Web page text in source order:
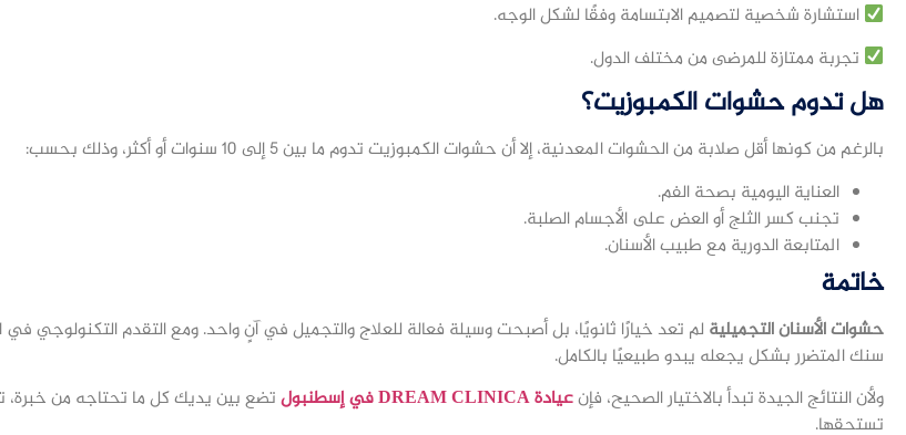
استشارة شخصية لتصميم الابتسامة وفقًا لشكل الوجه.
تجربة ممتازة للمرضى من مختلف الدول.
هل تدوم حشوات الكمبوزيت؟
بالرغم من كونها أقل صلابة من الحشوات المعدنية، إلا أن حشوات الكمبوزيت تدوم ما بين 5 إلى 10 سنوات أو أكثر، وذلك بحسب:
العناية اليومية بصحة الفم.
تجنب كسر الثلج أو العض على الأجسام الصلبة.
المتابعة الدورية مع طبيب الأسنان.
خاتمة
حشوات الأسنان التجميلية لم تعد خيارًا ثانويًا، بل أصبحت وسيلة فعالة للعلاج والتجميل في آنٍ واحد. ومع التقدم التكنولوجي في
سنك المتضرر بشكل يجعله يبدو طبيعيًا بالكامل.
ولأن النتائج الجيدة تبدأ بالاختيار الصحيح، فإنعيادة DREAM CLINICA في إسطنبول
تضع بين يديك كل ما تحتاجه من
تستحقها.